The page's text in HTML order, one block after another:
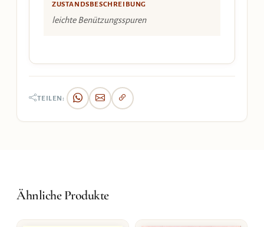
ZUSTANDSBESCHREIBUNG
leichte Benützungsspuren
TEILEN:
Ähnliche Produkte